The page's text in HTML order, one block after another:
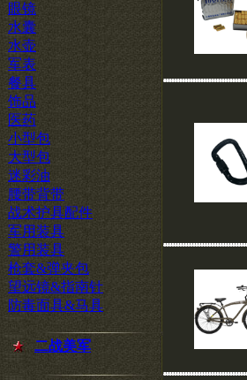
眼镜
水囊
水壶
军表
餐具
饰品
医药
小型包
大型包
迷彩油
腰带背带
战术护具配件
军用装具
警用装具
枪套&弹夹包
望远镜&指南针
防毒面具&马具
二战美军